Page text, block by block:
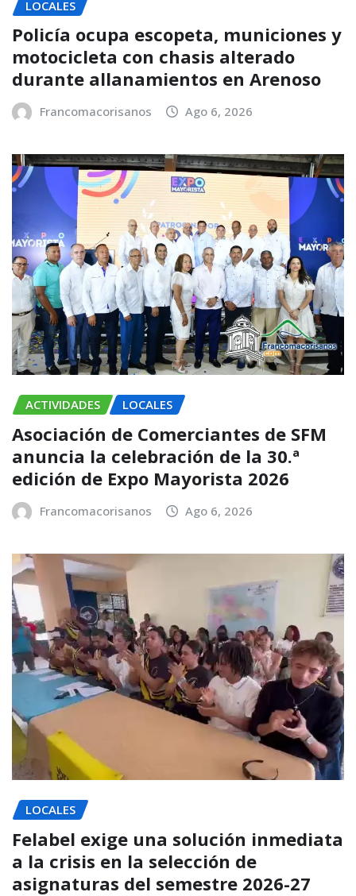
LOCALES
Policía ocupa escopeta, municiones y
motocicleta con chasis alterado
durante allanamientos en Arenoso
Francomacorisanos Ago 6, 2026
ACTIVIDADES LOCALES
Asociación de Comerciantes de SFM
anuncia la celebración de la 30.ª
edición de Expo Mayorista 2026
Francomacorisanos Ago 6, 2026
LOCALES
Felabel exige una solución inmediata
a la crisis en la selección de
asignaturas del semestre 2026-27